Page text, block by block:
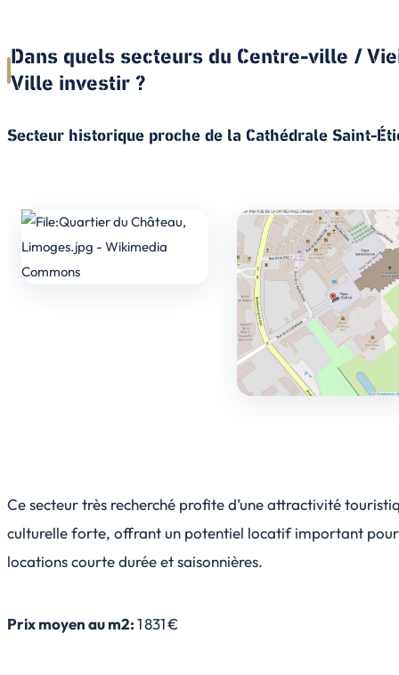
Dans quels secteurs du Centre-ville /
Ville investir ?
Secteur historique proche de la Cathédrale Saint-
Ce secteur très recherché profite d’une attractivité
culturelle forte, offrant un potentiel locatif important
locations courte durée et saisonnières.
Prix moyen au m2:1 831 €